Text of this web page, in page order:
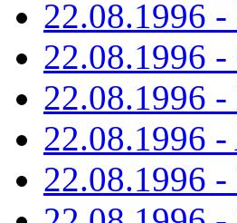
22.08.1996 -
22.08.1996 -
22.08.1996
22.08.1996
22.08.1996